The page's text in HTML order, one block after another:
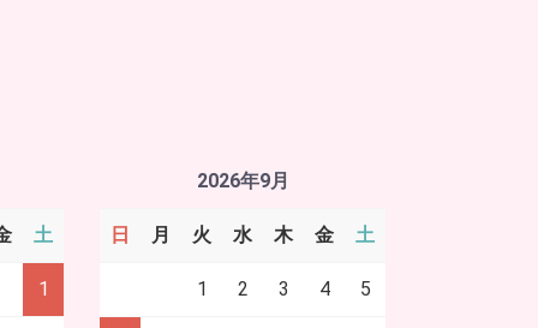
土
1
2026年9月
日 月 火 水 木 金 土
1 2 3 4 5